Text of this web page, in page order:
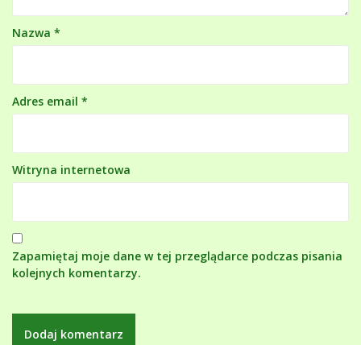
Nazwa *
Adres email *
Witryna internetowa
Zapamiętaj moje dane w tej przeglądarce podczas pisania
kolejnych komentarzy.